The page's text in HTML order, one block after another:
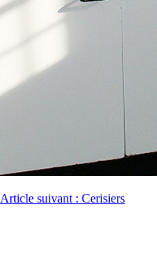
Article suivant : Cerisiers